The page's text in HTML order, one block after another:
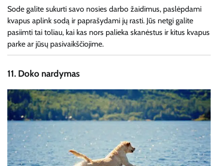
Sode galite sukurti savo nosies darbo žaidimus, paslėpdami
kvapus aplink sodą ir paprašydami jų rasti. Jūs netgi galite
pasiimti tai toliau, kai kas nors palieka skanėstus ir kitus kvapus
parke ar jūsų pasivaikščiojime.
11. Doko nardymas